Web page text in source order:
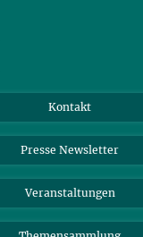
Kontakt
Presse Newsletter
Veranstaltungen